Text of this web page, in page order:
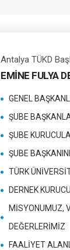
Antalya TÜKD
EMİNE FULYA
GENEL
ŞUBE
ŞUBE
ŞUBE
TÜRK
DERNEK
MİSYONUMUZ,
DEĞERLERİMİZ
FAALİYET